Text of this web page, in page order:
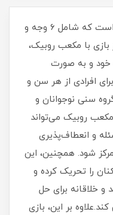
مکعب روبیک، بازی پازلی مکانیکی است که شامل ۶ وجه و
با مکعب روبیک،
خود و به صورت
افرادی از هر سن و
سنی نوجوانان و
روبیک می‌تواند
و انعطاف‌پذیری
شود. همچنین، این
را تحریک کرده و
و خلاقانه برای حل
بر این، بازی